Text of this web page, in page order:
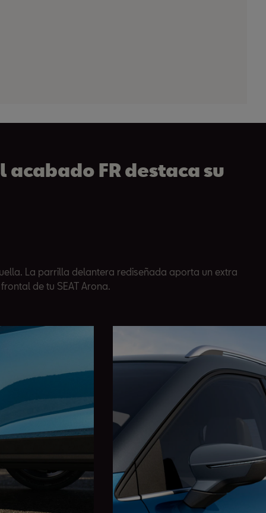
FR destaca su
La parrilla delantera rediseñada aporta un extra
de tu SEAT Arona.